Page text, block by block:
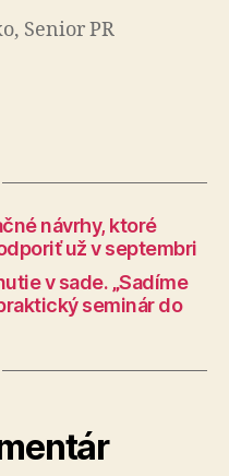
Senior PR
návrhy, ktoré
už v septembri
v sade. „Sadíme
seminár do